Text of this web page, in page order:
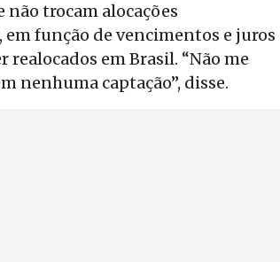
trocam alocações
função de vencimentos e juros
em Brasil. “Não me
nenhuma captação”, disse.